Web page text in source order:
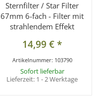
Sternfilter / Star Filter
67mm 6-fach - Filter mit
strahlendem Effekt
14,99 €*
Artikelnummer: 103790
Sofort lieferbar
Lieferzeit: 1 - 2 Werktage